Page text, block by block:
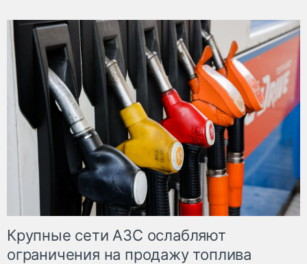
Крупные сети АЗС ослабляют
ограничения на продажу топлива